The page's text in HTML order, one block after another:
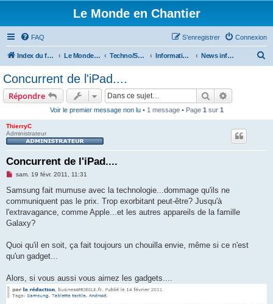
Le Monde en Chantier
FAQ Connexion
S’enregistrer
Index du forum Le Monde en Chantier Techno/Sciences Informatique News informatiques.
Concurrent de l'iPad....
Répondre Rechercher
Voir le premier message non lu• 1 message • Page 1 sur 1
ThierryC
Administrateur
Concurrent de l'iPad....
M
s
a
g
n
l
u
sam. 19 févr. 2011, 11:31
Samsung fait mumuse avec la technologie...dommage qu'ils ne
communiquent pas le prix. Trop exorbitant peut-être? Jusqu'à
l'extravagance, comme Apple...et les autres appareils de la famille
Galaxy?
Quoi qu'il en soit, ça fait toujours un chouilla envie, même si ce n'est
qu'un gadget...
Alors, si vous aussi vous aimez les gadgets....